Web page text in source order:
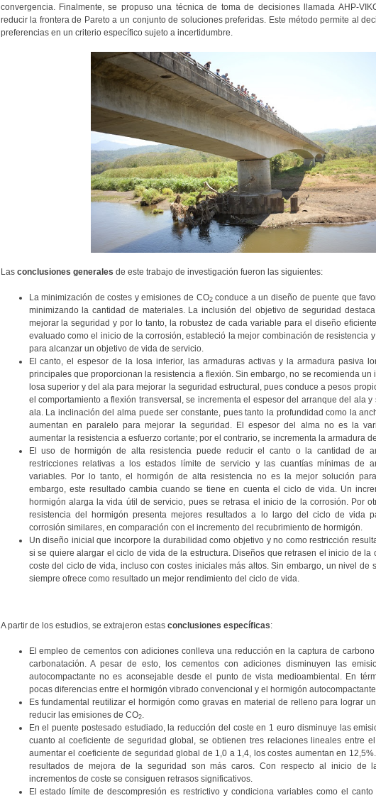
convergencia. Finalmente, se propuso una técnica de toma de decisiones llamada AHP-
reducir la frontera de Pareto a un conjunto de soluciones preferidas. Este método permite al
preferencias en un criterio específico sujeto a incertidumbre.
Las conclusiones generales de este trabajo de investigación fueron las siguientes:
La minimización de costes y emisiones de CO2conduce a un diseño de puente que
minimizando la cantidad de materiales. La inclusión del objetivo de seguridad
mejorar la seguridad y por lo tanto, la robustez de cada variable para el diseño
evaluado como el inicio de la corrosión, estableció la mejor combinación de resistencia
para alcanzar un objetivo de vida de servicio.
El canto, el espesor de la losa inferior, las armaduras activas y la armadura pasiva
principales que proporcionan la resistencia a flexión. Sin embargo, no se recomienda un
losa superior y del ala para mejorar la seguridad estructural, pues conduce a pesos
el comportamiento a flexión transversal, se incrementa el espesor del arranque del ala
ala. La inclinación del alma puede ser constante, pues tanto la profundidad como la
aumentan en paralelo para mejorar la seguridad. El espesor del alma no es la
aumentar la resistencia a esfuerzo cortante; por el contrario, se incrementa la armadura
El uso de hormigón de alta resistencia puede reducir el canto o la cantidad de
restricciones relativas a los estados límite de servicio y las cuantías mínimas de
variables. Por lo tanto, el hormigón de alta resistencia no es la mejor solución
embargo, este resultado cambia cuando se tiene en cuenta el ciclo de vida. Un
hormigón alarga la vida útil de servicio, pues se retrasa el inicio de la corrosión. Por
resistencia del hormigón presenta mejores resultados a lo largo del ciclo de vida
corrosión similares, en comparación con el incremento del recubrimiento de hormigón.
Un diseño inicial que incorpore la durabilidad como objetivo y no como restricción
si se quiere alargar el ciclo de vida de la estructura. Diseños que retrasen el inicio de la
coste del ciclo de vida, incluso con costes iniciales más altos. Sin embargo, un nivel de
siempre ofrece como resultado un mejor rendimiento del ciclo de vida.
A partir de los estudios, se extrajeron estas conclusiones específicas:
El empleo de cementos con adiciones conlleva una reducción en la captura de
carbonatación. A pesar de esto, los cementos con adiciones disminuyen las
autocompactante no es aconsejable desde el punto de vista medioambiental. En
pocas diferencias entre el hormigón vibrado convencional y el hormigón
Es fundamental reutilizar el hormigón como gravas en material de relleno para lograr
reducir las emisiones de CO2.
En el puente postesado estudiado, la reducción del coste en 1 euro disminuye las
cuanto al coeficiente de seguridad global, se obtienen tres relaciones lineales entre
aumentar el coeficiente de seguridad global de 1,0 a 1,4, los costes aumentan en
resultados de mejora de la seguridad son más caros. Con respecto al inicio de
incrementos de coste se consiguen retrasos significativos.
El estado límite de descompresión es restrictivo y condiciona variables como el